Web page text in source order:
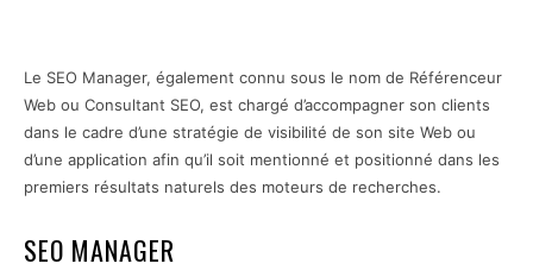
Le SEO Manager, également connu sous le nom de Référenceur
Web ou Consultant SEO, est chargé d’accompagner son clients
dans le cadre d’une stratégie de visibilité de son site Web ou
d’une application afin qu’il soit mentionné et positionné dans les
premiers résultats naturels des moteurs de recherches.
SEO MANAGER